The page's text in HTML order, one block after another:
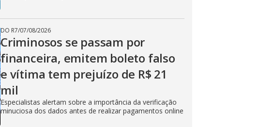
DO R7/07/08/2026
Criminosos se passam por
financeira, emitem boleto falso
e vítima tem prejuízo de R$ 21
mil
Especialistas alertam sobre a importância da verificação
minuciosa dos dados antes de realizar pagamentos online